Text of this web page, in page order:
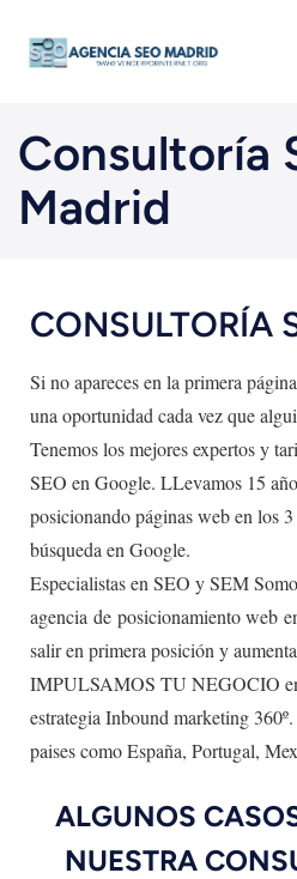
Consultoría
Madrid
CONSULTORÍA
Si no apareces en la primera
una oportunidad cada vez que
Tenemos los mejores expertos y
SEO en Google. LLevamos 15
posicionando páginas web en los
búsqueda en Google.
Especialistas en SEO y SEM
agencia de posicionamiento web
salir en primera posición y
IMPULSAMOS TU NEGOCIO
estrategia Inbound marketing
paises como España, Portugal,
ALGUNOS
NUESTRA